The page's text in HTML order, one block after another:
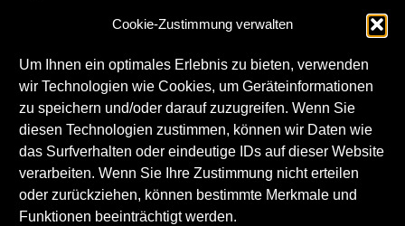
Cookie-Zustimmung verwalten
Um Ihnen ein optimales Erlebnis zu bieten, verwenden
wir Technologien wie Cookies, um Geräteinformationen
zu speichern und/oder darauf zuzugreifen. Wenn Sie
diesen Technologien zustimmen, können wir Daten wie
das Surfverhalten oder eindeutige IDs auf dieser Website
verarbeiten. Wenn Sie Ihre Zustimmung nicht erteilen
oder zurückziehen, können bestimmte Merkmale und
Funktionen beeinträchtigt werden.
Contact
DOWNLOADS
Technical Rider